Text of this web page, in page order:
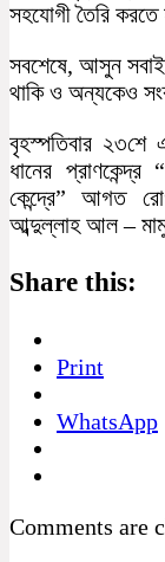
সহযোগী তৈরি করতে
সবশেষে, আসুন
থাকি ও অন্যকেও
বৃহস্পতিবার ২৩শে
ধানের
কেন্দ্রে” আগত
আব্দুল্লাহ আল –
Share this:
Print
WhatsApp
Comments are